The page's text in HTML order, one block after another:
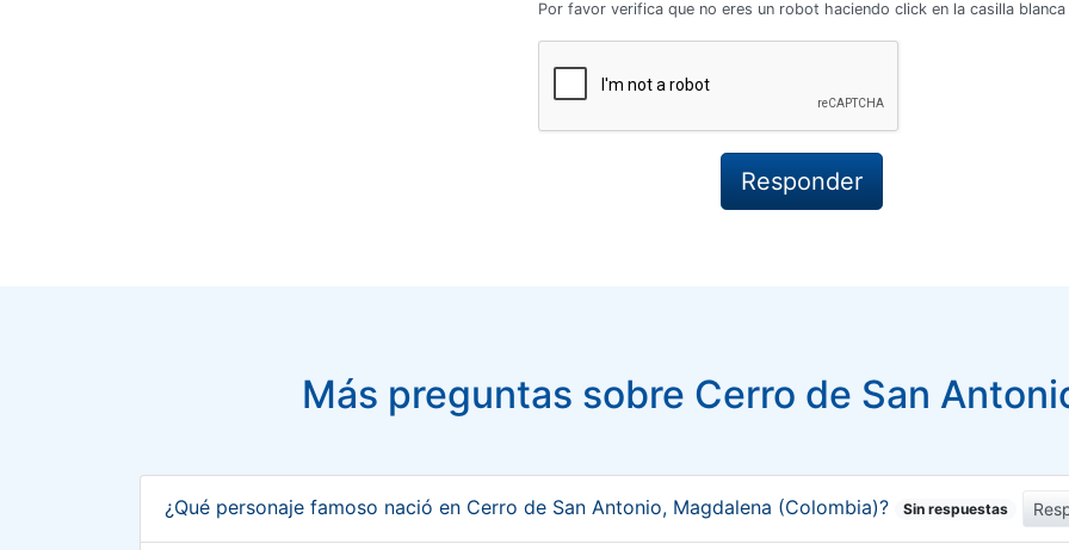
Por favor verifica que no eres un robot haciendo click en la casilla blanca
Más preguntas sobre Cerro de San
¿Qué personaje famoso nació en Cerro de San Antonio, Magdalena (Colombia)? Sin respuestas